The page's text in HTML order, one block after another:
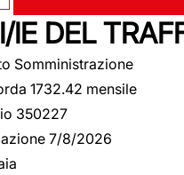
IE DEL
Somministrazione
1732.42 mensile
350227
7/8/2026